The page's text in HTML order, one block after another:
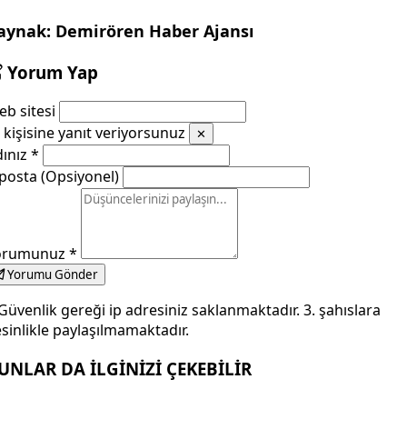
Demirören Haber Ajansı
Yorum Yap
sitesi
kişisine yanıt veriyorsunuz
✕
*
(Opsiyonel)
*
Yorumu Gönder
gereği ip adresiniz saklanmaktadır. 3. şahıslara
paylaşılmamaktadır.
DA İLGİNİZİ ÇEKEBİLİR